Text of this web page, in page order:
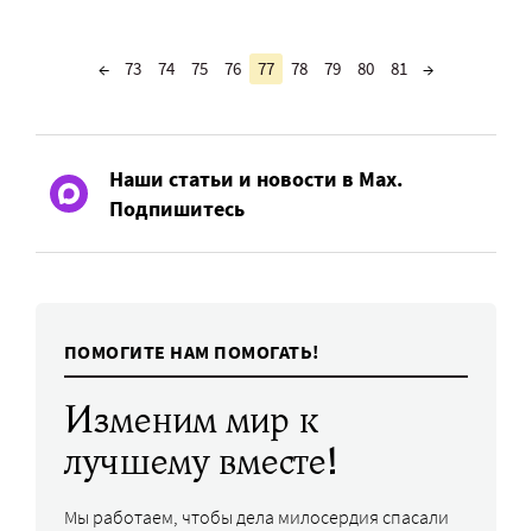
← 73 74 75 76 77 78 79 80 81 →
Наши статьи и новости в Max.
Подпишитесь
ПОМОГИТЕ НАМ ПОМОГАТЬ!
Изменим мир к
лучшему вместе!
Мы работаем, чтобы дела милосердия спасали